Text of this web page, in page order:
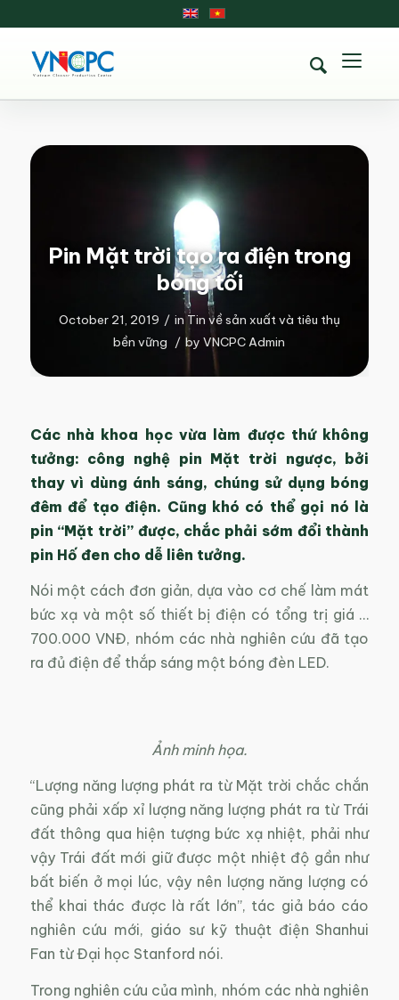
Pin Mặt trời tạo ra điện trong
bóng tối
October 21, 2019 / in Tin về sản xuất và tiêu thụ
bền vững / byVNCPC Admin
Các nhà khoa học vừa làm được thứ không
tưởng: công nghệ pin Mặt trời ngược, bởi
thay vì dùng ánh sáng, chúng sử dụng bóng
đêm để tạo điện. Cũng khó có thể gọi nó là
pin “Mặt trời” được, chắc phải sớm đổi thành
pin Hố đen cho dễ liên tưởng.
Nói một cách đơn giản, dựa vào cơ chế làm mát
bức xạ và một số thiết bị điện có tổng trị giá …
700.000 VNĐ, nhóm các nhà nghiên cứu đã tạo
ra đủ điện để thắp sáng một bóng đèn LED.
Ảnh minh họa.
“Lượng năng lượng phát ra từ Mặt trời chắc chắn
cũng phải xấp xỉ lượng năng lượng phát ra từ Trái
đất thông qua hiện tượng bức xạ nhiệt, phải như
vậy Trái đất mới giữ được một nhiệt độ gần như
bất biến ở mọi lúc, vậy nên lượng năng lượng có
thể khai thác được là rất lớn”, tác giả báo cáo
nghiên cứu mới, giáo sư kỹ thuật điện Shanhui
Fan từ Đại học Stanford nói.
Trong nghiên cứu của mình, nhóm các nhà nghiên